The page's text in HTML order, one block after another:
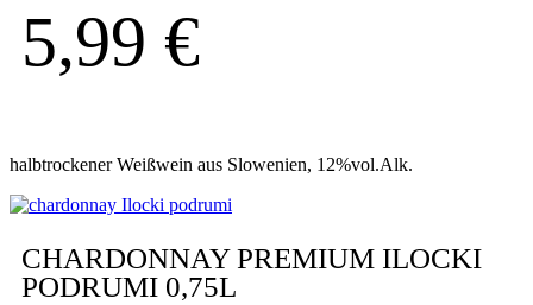
5,99 €
halbtrockener Weißwein aus Slowenien, 12%vol.Alk.
CHARDONNAY PREMIUM ILOCKI
PODRUMI 0,75L